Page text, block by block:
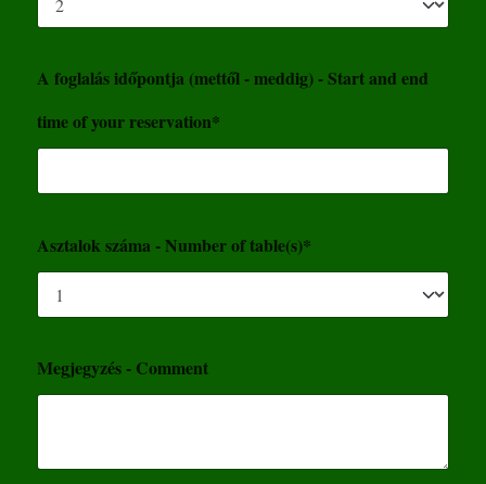
A foglalás időpontja (mettől - meddig) - Start and end
time of your reservation*
Asztalok száma - Number of table(s)*
Megjegyzés - Comment